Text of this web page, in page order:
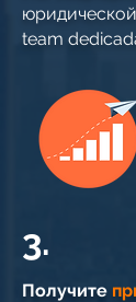
team
3.
Получите